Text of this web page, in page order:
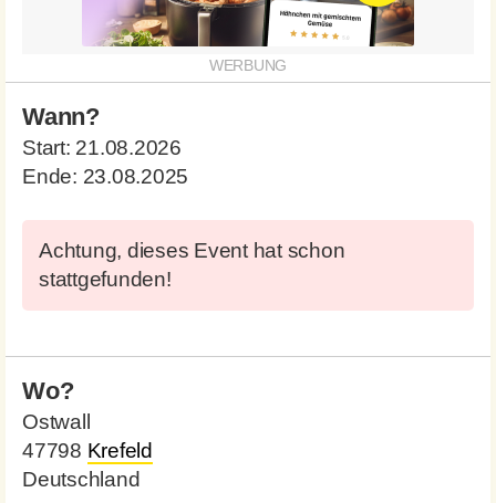
Wann?
Start: 21.08.2026
Ende: 23.08.2025
Achtung, dieses Event hat schon
stattgefunden!
Wo?
Ostwall
47798 Krefeld
Deutschland